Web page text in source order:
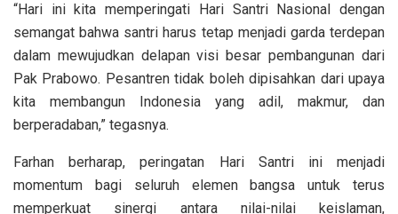
“Hari ini kita memperingati Hari Santri Nasional dengan
semangat bahwa santri harus tetap menjadi garda terdepan
dalam mewujudkan delapan visi besar pembangunan dari
Pak Prabowo. Pesantren tidak boleh dipisahkan dari upaya
kita membangun Indonesia yang adil, makmur, dan
berperadaban,” tegasnya.
Farhan berharap, peringatan Hari Santri ini menjadi
momentum bagi seluruh elemen bangsa untuk terus
memperkuat sinergi antara nilai-nilai keislaman,